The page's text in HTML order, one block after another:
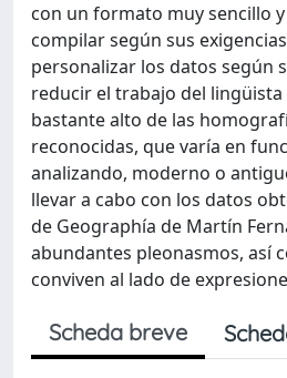
con un formato muy sencillo
compilar según sus
personalizar los datos según
reducir el trabajo del
bastante alto de las
reconocidas, que varía en
analizando, moderno o
llevar a cabo con los datos
de Geographía de Martín
abundantes pleonasmos, así
conviven al lado de
Scheda breve